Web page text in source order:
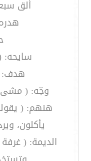
ألق
سايحه:
هدف:
وجّه: ( مشى
هنهم: (
يأكلون،
الديمة: (